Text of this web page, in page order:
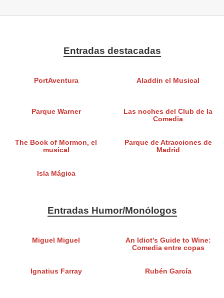
Entradas destacadas
PortAventura Aladdin el Musical
Parque Warner
Las noches del Club de la
Comedia
The Book of Mormon, el
musical
Parque de Atracciones de
Madrid
Isla Mágica
Entradas Humor/Monólogos
Miguel Miguel
An Idiot’s Guide to Wine:
Comedia entre copas
Ignatius Farray Rubén García